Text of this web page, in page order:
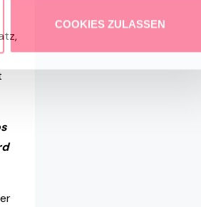
COOKIES ZULASSEN